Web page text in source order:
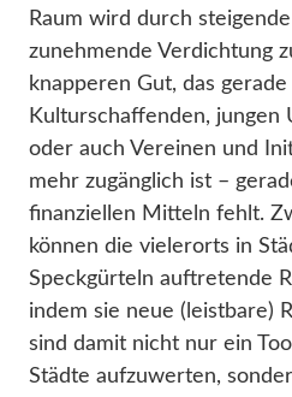
Raum wird durch
zunehmende Verdichtung
knapperen Gut, das
Kulturschaffenden, jungen
oder auch Vereinen und
mehr zugänglich ist –
finanziellen Mitteln fehlt.
können die vielerorts in
Speckgürteln auftretende
indem sie neue (leistbare)
sind damit nicht nur ein
Städte aufzuwerten,